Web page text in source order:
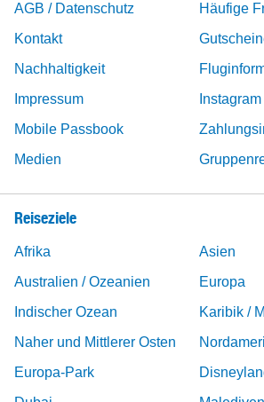
AGB / Datenschutz
Häufige
Kontakt
Nachhaltigkeit
Impressum
Instagram
Mobile Passbook
Medien
Reiseziele
Afrika
Asien
Australien / Ozeanien
Europa
Indischer Ozean
Karibik /
Naher und Mittlerer Osten
Europa-Park